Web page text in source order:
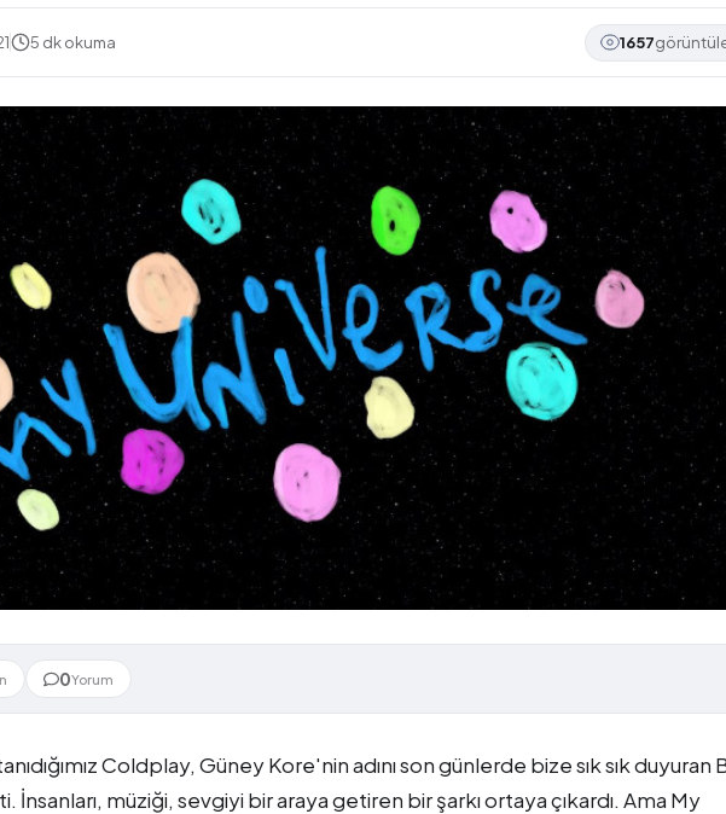
5 dk okuma 1657
0Yorum
tanıdığımız Coldplay, Güney Kore'nin adını son günlerde bize sık sık duyuran
İnsanları, müziği, sevgiyi bir araya getiren bir şarkı ortaya çıkardı. Ama My